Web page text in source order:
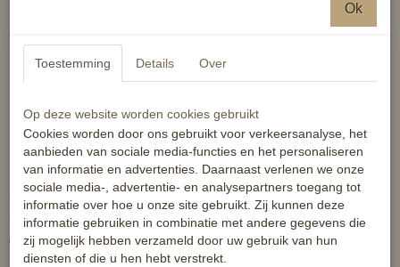
Soft touch paardenborstel -
medium hard
€ 5,99
HB staart en manenborstel Soft
Touch
€ 6,90
Ok
Toestemming Details Over
Op deze website worden cookies gebruikt
Cookies worden door ons gebruikt voor verkeersanalyse, het
aanbieden van sociale media-functies en het personaliseren
van informatie en advertenties. Daarnaast verlenen we onze
sociale media-, advertentie- en analysepartners toegang tot
informatie over hoe u onze site gebruikt. Zij kunnen deze
informatie gebruiken in combinatie met andere gegevens die
zij mogelijk hebben verzameld door uw gebruik van hun
diensten of die u hen hebt verstrekt.